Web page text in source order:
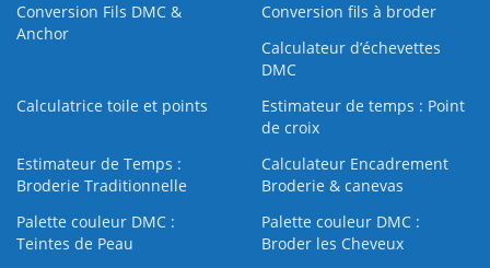
Conversion Fils DMC &
Anchor
Conversion fils à broder
Calculateur d’échevettes
DMC
Calculatrice toile et points
Estimateur de temps : Point
de croix
Estimateur de Temps :
Broderie Traditionnelle
Calculateur Encadrement
Broderie & canevas
Palette couleur DMC :
Teintes de Peau
Palette couleur DMC :
Broder les Cheveux